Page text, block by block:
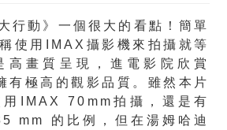
行動》一個很大的看點！簡單
使用IMAX攝影機來拍攝就等
高畫質呈現，進電影院欣賞
有極高的觀影品質。雖然本片
用IMAX70mm 拍攝， 還是有
mm 的比例，但在湯姆哈迪